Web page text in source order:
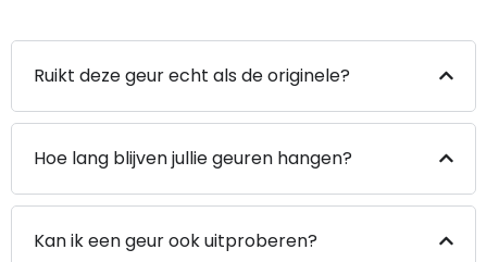
Ruikt deze geur echt als de originele?
Hoe lang blijven jullie geuren hangen?
Kan ik een geur ook uitproberen?